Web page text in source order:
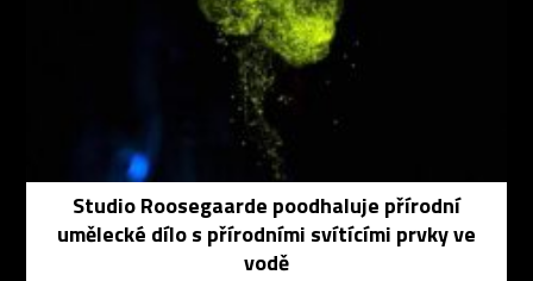
Studio Roosegaarde poodhaluje přírodní
umělecké dílo s přírodními svítícími prvky ve
vodě